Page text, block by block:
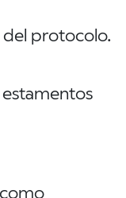
del protocolo.